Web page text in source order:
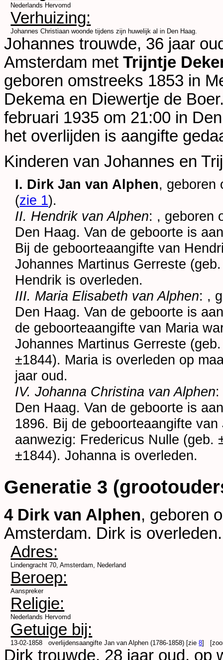
Nederlands Hervomd
Verhuizing:
Johannes Christiaan woonde tijdens zijn huwelijk al in Den Haag.
Johannes trouwde, 36 jaar
Amsterdam met Trijntje
geboren omstreeks 1853 in
Dekema en Diewertje de
februari 1935 om 21:00 in
het overlijden is aangifte
Kinderen van Johannes en
I. Dirk Jan van Alphen, geboren
(zie 1).
II. Hendrik van Alphen: , geboren
Den Haag. Van de geboorte is
Bij de geboorteaangifte van
Johannes Martinus Gerreste
Hendrik is overleden.
III. Maria Elisabeth van Alphen: ,
Den Haag. Van de geboorte is
de geboorteaangifte van Maria
Johannes Martinus Gerreste
±1844). Maria is overleden op
jaar oud.
IV. Johanna Christina van Alphen:
Den Haag. Van de geboorte is
1896. Bij de geboorteaangifte
aanwezig: Fredericus Nulle (geb.
±1844). Johanna is overleden.
Generatie 3
4 Dirk van Alphen, geboren
Amsterdam. Dirk is overleden.
Adres:
Lindengracht 70, Amsterdam, Nederland
Beroep:
Aanspreker
Religie:
Nederlands Hervomd
Getuige bij:
13-02-1858 overlijdensaangifteJan van Alphen (1786-1858) [zie8]
Dirk trouwde, 28 jaar oud, op